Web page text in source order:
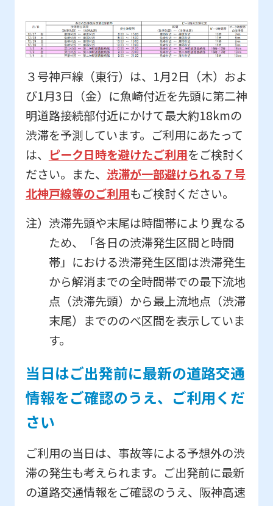
３号神戸線（東行）は、1月2日（木）およ
び1月3日（金）に魚崎付近を先頭に第二神
明道路接続部付近にかけて最大約18kmの
渋滞を予測しています。ご利用にあたって
は、 ピーク日時を避けたご利用をご検討く
ださい。また、 渋滞が一部避けられる７号
北神戸線等のご利用もご検討ください。
注）渋滞先頭や末尾は時間帯により異なる
ため、「各日の渋滞発生区間と時間
帯」における渋滞発生区間は渋滞発生
から解消までの全時間帯での最下流地
点（渋滞先頭）から最上流地点（渋滞
末尾）までののべ区間を表示していま
す。
当日はご出発前に最新の道路交通
情報をご確認のうえ、ご利用くだ
さい
ご利用の当日は、事故等による予想外の渋
滞の発生も考えられます。ご出発前に最新
の道路交通情報をご確認のうえ、阪神高速